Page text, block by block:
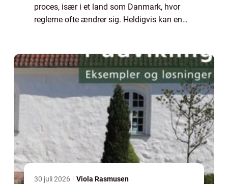
proces, især i et land som Danmark, hvor
reglerne ofte ændrer sig. Heldigvis kan en
30 juli 2026 Viola Rasmusen